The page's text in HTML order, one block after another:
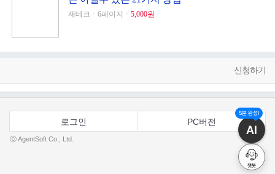
재테크ㆍ6페이지ㆍ 5,000원
신청하기
로그인 PC버전
ⓒ AgentSoft Co., Ltd.
5분 완성!
AI
챗봇